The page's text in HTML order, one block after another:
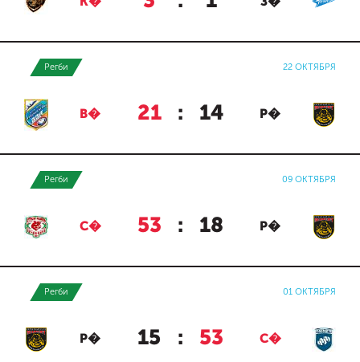
Регби 22 ОКТЯБРЯ
В� 21 : 14 Р�
Регби 09 ОКТЯБРЯ
С� 53 : 18 Р�
Регби 01 ОКТЯБРЯ
Р� 15 : 53 С�